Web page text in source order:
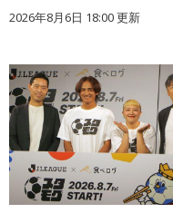
2026年8月6日 18:00更新